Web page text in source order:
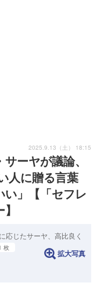
ーヤが議論、
人に贈る言葉
い」【「セフレ
2025.9.13（土） 18:15
応じたサーヤ、高比良く
枚
拡大写真